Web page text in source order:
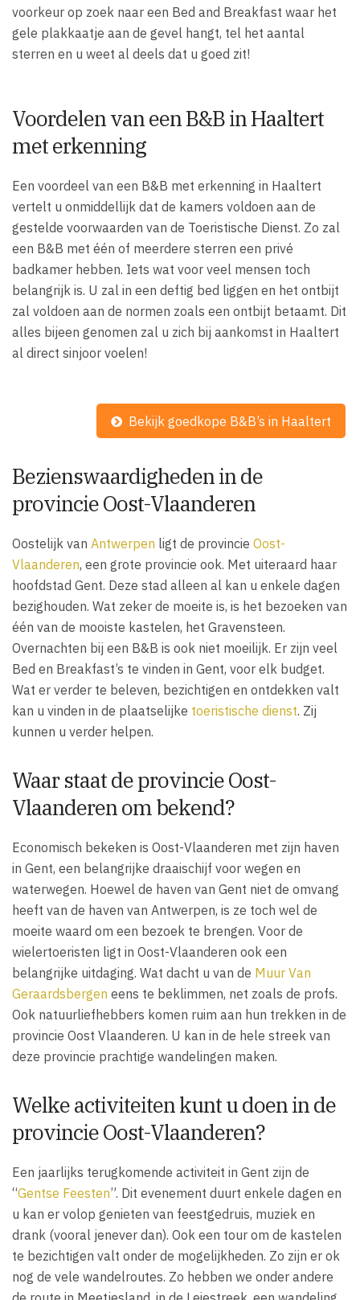
voorkeur op zoek naar een Bed and Breakfast waar het
gele plakkaatje aan de gevel hangt, tel het aantal
sterren en u weet al deels dat u goed zit!
Voordelen van een B&B in Haaltert
met erkenning
Een voordeel van een B&B met erkenning in Haaltert
vertelt u onmiddellijk dat de kamers voldoen aan de
gestelde voorwaarden van de Toeristische Dienst. Zo zal
een B&B met één of meerdere sterren een privé
badkamer hebben. Iets wat voor veel mensen toch
belangrijk is. U zal in een deftig bed liggen en het ontbijt
zal voldoen aan de normen zoals een ontbijt betaamt. Dit
alles bijeen genomen zal u zich bij aankomst in Haaltert
al direct sinjoor voelen!
Bekijk goedkope B&B’s in Haaltert
Bezienswaardigheden in de
provincie Oost-Vlaanderen
Oostelijk van Antwerpen ligt de provincie Oost-
Vlaanderen, een grote provincie ook. Met uiteraard haar
hoofdstad Gent. Deze stad alleen al kan u enkele dagen
bezighouden. Wat zeker de moeite is, is het bezoeken van
één van de mooiste kastelen, het Gravensteen.
Overnachten bij een B&B is ook niet moeilijk. Er zijn veel
Bed en Breakfast’s te vinden in Gent, voor elk budget.
Wat er verder te beleven, bezichtigen en ontdekken valt
kan u vinden in de plaatselijke toeristische dienst. Zij
kunnen u verder helpen.
Waar staat de provincie Oost-
Vlaanderen om bekend?
Economisch bekeken is Oost-Vlaanderen met zijn haven
in Gent, een belangrijke draaischijf voor wegen en
waterwegen. Hoewel de haven van Gent niet de omvang
heeft van de haven van Antwerpen, is ze toch wel de
moeite waard om een bezoek te brengen. Voor de
wielertoeristen ligt in Oost-Vlaanderen ook een
belangrijke uitdaging. Wat dacht u van de Muur Van
Geraardsbergen eens te beklimmen, net zoals de profs.
Ook natuurliefhebbers komen ruim aan hun trekken in de
provincie Oost Vlaanderen. U kan in de hele streek van
deze provincie prachtige wandelingen maken.
Welke activiteiten kunt u doen in de
provincie Oost-Vlaanderen?
Een jaarlijks terugkomende activiteit in Gent zijn de
“Gentse Feesten”. Dit evenement duurt enkele dagen en
u kan er volop genieten van feestgedruis, muziek en
drank (vooral jenever dan). Ook een tour om de kastelen
te bezichtigen valt onder de mogelijkheden. Zo zijn er ok
nog de vele wandelroutes. Zo hebben we onder andere